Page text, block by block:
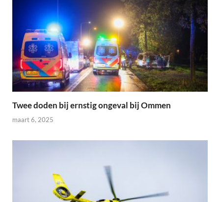
Twee doden bij ernstig ongeval bij Ommen
maart 6, 2025